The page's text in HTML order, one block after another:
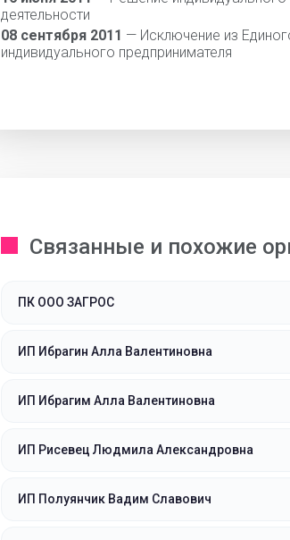
деятельности
08 сентября 2011 — Исключение из
индивидуального предпринимателя
Связанные и похожие
ПК ООО ЗАГРОС
ИП Ибрагин Алла Валентиновна
ИП Ибрагим Алла Валентиновна
ИП Рисевец Людмила Александровна
ИП Полуянчик Вадим Славович